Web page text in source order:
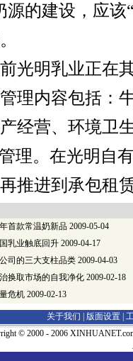
源的建设，应
光明乳业正在
理内容包括：
经营、环境卫
理。在光明自
推进到承包租
首款常温奶新品 2009-05-04
乳业触底回升 2009-04-17
司的三大支柱品类 2009-04-03
换取市场的自我净化 2009-02-18
危机 2009-02-13
关于我们 | 版面设置
© 2000 - 2006